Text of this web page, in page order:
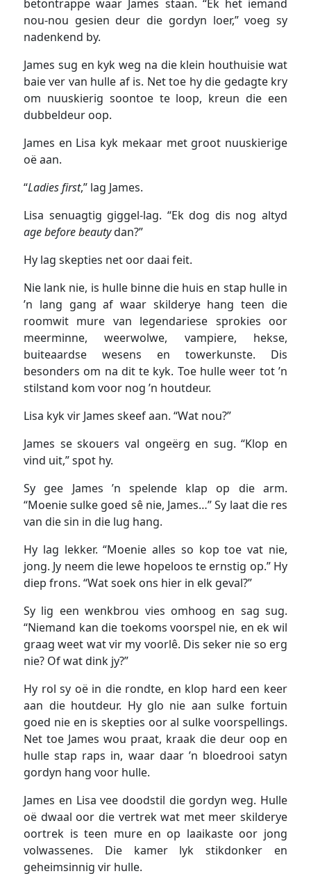
betontrappe waar James staan. “Ek het iemand
nou-nou gesien deur die gordyn loer,” voeg sy
nadenkend by.
James sug en kyk weg na die klein houthuisie wat
baie ver van hulle af is. Net toe hy die gedagte kry
om nuuskierig soontoe te loop, kreun die een
dubbeldeur oop.
James en Lisa kyk mekaar met groot nuuskierige
oë aan.
“Ladies first,” lag James.
Lisa senuagtig giggel-lag. “Ek dog dis nog altyd
age before beautydan?”
Hy lag skepties net oor daai feit.
Nie lank nie, is hulle binne die huis en stap hulle in
’n lang gang af waar skilderye hang teen die
roomwit mure van legendariese sprokies oor
meerminne, weerwolwe, vampiere, hekse,
buiteaardse wesens en towerkunste. Dis
besonders om na dit te kyk. Toe hulle weer tot ’n
stilstand kom voor nog ’n houtdeur.
Lisa kyk vir James skeef aan. “Wat nou?”
James se skouers val ongeërg en sug. “Klop en
vind uit,” spot hy.
Sy gee James ’n spelende klap op die arm.
“Moenie sulke goed sê nie, James…” Sy laat die res
van die sin in die lug hang.
Hy lag lekker. “Moenie alles so kop toe vat nie,
jong. Jy neem die lewe hopeloos te ernstig op.” Hy
diep frons. “Wat soek ons hier in elk geval?”
Sy lig een wenkbrou vies omhoog en sag sug.
“Niemand kan die toekoms voorspel nie, en ek wil
graag weet wat vir my voorlê. Dis seker nie so erg
nie? Of wat dink jy?”
Hy rol sy oë in die rondte, en klop hard een keer
aan die houtdeur. Hy glo nie aan sulke fortuin
goed nie en is skepties oor al sulke voorspellings.
Net toe James wou praat, kraak die deur oop en
hulle stap raps in, waar daar ’n bloedrooi satyn
gordyn hang voor hulle.
James en Lisa vee doodstil die gordyn weg. Hulle
oë dwaal oor die vertrek wat met meer skilderye
oortrek is teen mure en op laaikaste oor jong
volwassenes. Die kamer lyk stikdonker en
geheimsinnig vir hulle.